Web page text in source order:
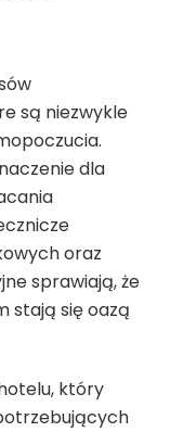
są niezwykle
dla
oraz
sprawiają, że
stają się oazą
który